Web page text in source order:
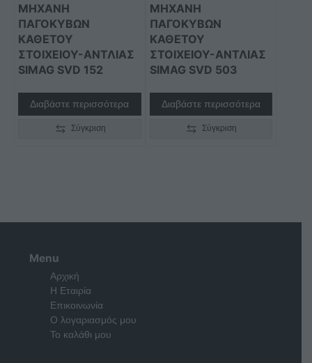
ΜΗΧΑΝΗ
ΠΑΓΟΚΥΒΩΝ
ΚΑΘΕΤΟΥ
ΣΤΟΙΧΕΙΟΥ-ΑΝΤΛΙΑΣ
SIMAG SVD 152
Διαβάστε περισσότερα
Σύγκριση
ΜΗΧΑΝΗ
ΠΑΓΟΚΥΒΩΝ
ΚΑΘΕΤΟΥ
ΣΤΟΙΧΕΙΟΥ-ΑΝΤΛΙΑΣ
SIMAG SVD 503
Διαβάστε περισσότερα
Σύγκριση
Menu
Αρχική
Η Εταιρία
Επικοινωνία
Ο λογαριασμός μου
Το καλάθι μου